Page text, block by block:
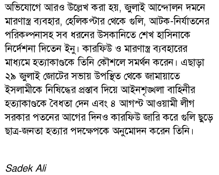
অভিযোগে আরও উল্লেখ করা হয়, জুলাই আন্দোলন দমনে
মারণাস্ত্র ব্যবহার, হেলিকপ্টার থেকে গুলি, আটক-নির্যাতনের
পরিকল্পনাসহ সব ধরনের উসকানিতে শেখ হাসিনাকে
নির্দেশনা দিতেন ইনু। কারফিউ ও মারণাস্ত্র ব্যবহারের
মাধ্যমে হত্যাকাণ্ডকে তিনি কৌশলে সমর্থন করেন। এছাড়া
২৯ জুলাই জোটের সভায় উপস্থিত থেকে জামায়াতে
ইসলামীকে নিষিদ্ধের প্রস্তাব দিয়ে আইনশৃঙ্খলা বাহিনীর
হত্যাকাণ্ডকে বৈধতা দেন এবং ৪ আগস্ট আওয়ামী লীগ
সরকার পতনের আগের দিনও কারফিউ জারি করে গুলি ছুড়ে
ছাত্র-জনতা হত্যার পদক্ষেপকে অনুমোদন করেন তিনি।
Sadek Ali